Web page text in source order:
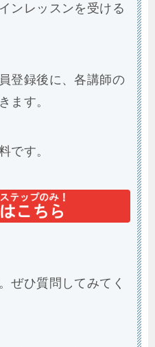
ンレッスンを受ける
登録後に、各講師の
ます。
です。
ぜひ質問してみてく